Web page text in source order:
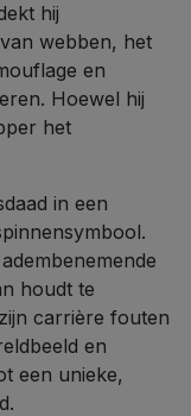
hij
webben, het
en
Hoewel hij
het
in een
houdt te
carrière fouten
en
een unieke,